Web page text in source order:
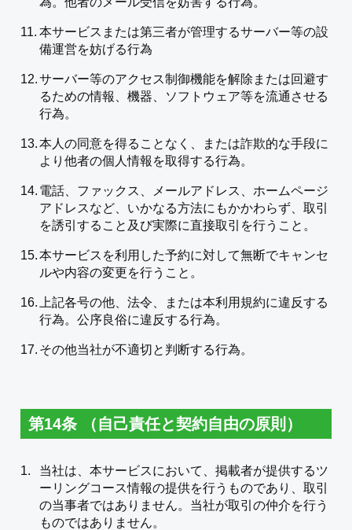
本サービスまたは第三者が管理するサーバー等の設
備運営を妨げる行為
サーバー等のアクセス制御機能を解除または回避す
るための情報、機器、ソフトウェア等を流通させる
行為。
本人の同意を得ることなく、または詐欺的な手段に
より他者の個人情報を取得する行為。
電話、ファックス、メールアドレス、ホームページ
アドレスなど、いかなる方法にもかかわらず、取引
を誘引すること及び実際に直接取引を行うこと。
本サービスを利用した予約に対して無断でキャンセ
ルや内容の変更を行うこと。
上記各号の他、法令、または本利用規約に違反する
行為。公序良俗に違反する行為。
その他当社が不適切と判断する行為。
第14条 （自己責任と契約自由の原則）
当社は、本サービスにおいて、掲載者が提供するツ
ーリングコース情報の提供を行うものであり、取引
の当事者ではありません。当社が取引の仲介を行う
ものではありません。